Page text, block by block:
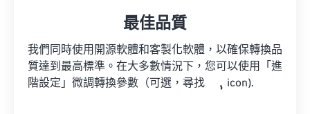
最佳品質
我們同時使用開源軟體和客製化軟體，以確保轉換品
質達到最高標準。在大多數情況下，您可以使用「進
階設定」微調轉換參數（可選，尋找
icon).